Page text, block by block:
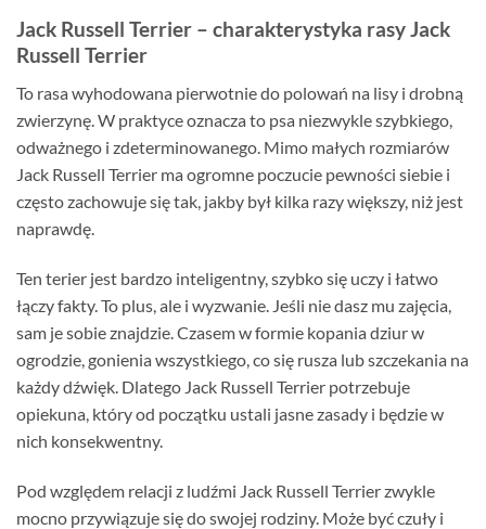
Jack Russell Terrier – charakterystyka rasy Jack
Russell Terrier
To rasa wyhodowana pierwotnie do polowań na lisy i drobną
zwierzynę. W praktyce oznacza to psa niezwykle szybkiego,
odważnego i zdeterminowanego. Mimo małych rozmiarów
Jack Russell Terrier ma ogromne poczucie pewności siebie i
często zachowuje się tak, jakby był kilka razy większy, niż jest
naprawdę.
Ten terier jest bardzo inteligentny, szybko się uczy i łatwo
łączy fakty. To plus, ale i wyzwanie. Jeśli nie dasz mu zajęcia,
sam je sobie znajdzie. Czasem w formie kopania dziur w
ogrodzie, gonienia wszystkiego, co się rusza lub szczekania na
każdy dźwięk. Dlatego Jack Russell Terrier potrzebuje
opiekuna, który od początku ustali jasne zasady i będzie w
nich konsekwentny.
Pod względem relacji z ludźmi Jack Russell Terrier zwykle
mocno przywiązuje się do swojej rodziny. Może być czuły i